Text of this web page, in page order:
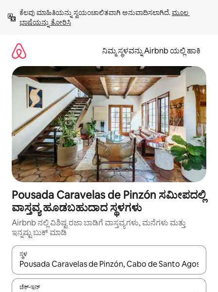
ಹೋಗಿ
ಕೆಲವು ಮಾಹಿತಿಯನ್ನು ಸ್ವಯಂಚಾಲಿತವಾಗಿ ಅನುವಾದಿಸಲಾಗಿದೆ. ಮೂಲ
ಭಾಷೆಯನ್ನು ತೋರಿಸಿ
ನಿಮ್ಮ ಸ್ಥಳವನ್ನು Airbnb ಯಲ್ಲಿ ಹಾಕಿ
Pousada Caravelas de Pinzón ಸಮೀಪದಲ್ಲಿ
ವಾಸ್ತವ್ಯ ಹೂಡಬಹುದಾದ ಸ್ಥಳಗಳು
Airbnb ನಲ್ಲಿ ವಿಶಿಷ್ಟ ರಜಾ ಬಾಡಿಗೆ ವಾಸ್ತವ್ಯಗಳು, ಮನೆಗಳು ಮತ್ತು
ಇನ್ನಷ್ಟು ಬುಕ್ ಮಾಡಿ
ಸ್ಥಳ
ಫಲಿತಾಂಶಗಳು ಲಭ್ಯವಿರುವಾಗ, ಅಪ್ ಮತ್ತು ಡೌನ್ ಬಾಣದ ಕೀಲಿಗಳೊಂದಿಗೆ
ಚೆಕ್-ಇನ್